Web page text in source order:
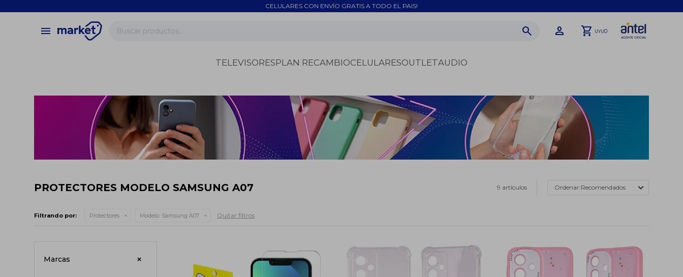
CELULARES CON ENVÍO GRATIS A TODO EL PAIS!
menu UYU0
TELEVISORESPLAN RECAMBIOCELULARESOUTLETAUDIO
PROTECTORES MODELO SAMSUNG A07 9 artículos Recomendados
Filtrando por: Protectores Modelo: Samsung A07 Quitar filtros
Marcas
close
store